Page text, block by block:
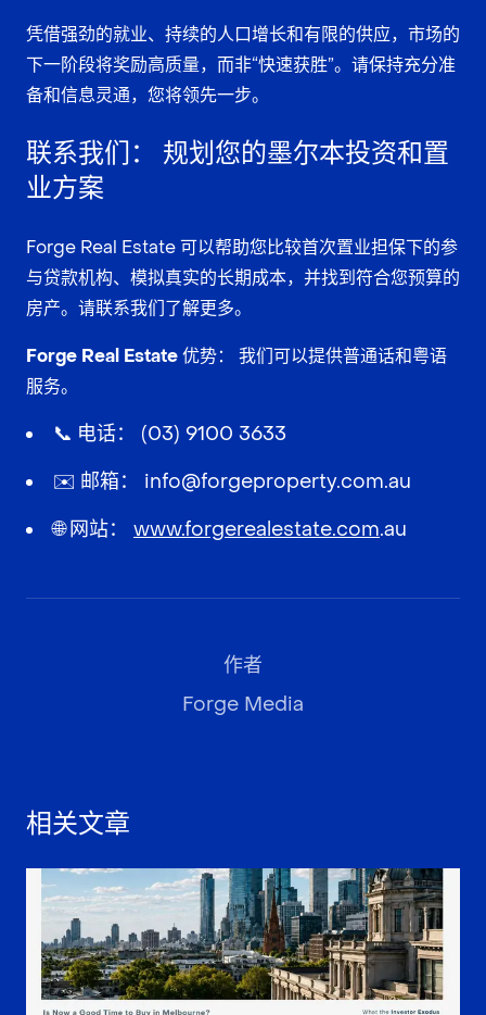
凭借强劲的就业、持续的人口增长和有限的供应，市场的
下一阶段将奖励高质量，而非“快速获胜”。请保持充分准
备和信息灵通，您将领先一步。
联系我们：
规划您的墨尔本投资和置
业方案
Forge Real Estate 可以帮助您比较首次置业担保下的参
与贷款机构、模拟真实的长期成本，并找到符合您预算的
房产。请联系我们了解更多。
Forge Real Estate 优势： 我们可以提供普通话和粤语
服务。
📞 电话：
(03) 9100 3633
✉️ 邮箱：
info@forgeproperty.com.au
🌐 网站：
www.forgerealestate.com.au
作者
Forge Media
相关文章